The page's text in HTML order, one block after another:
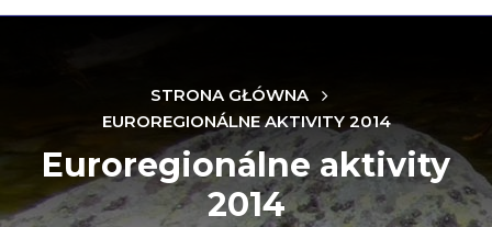
STRONA GŁÓWNA
EUROREGIONÁLNE AKTIVITY 2014
Euroregionálne aktivity
2014